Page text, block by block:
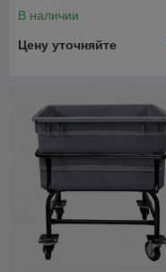
В наличии
Цену уточняйте